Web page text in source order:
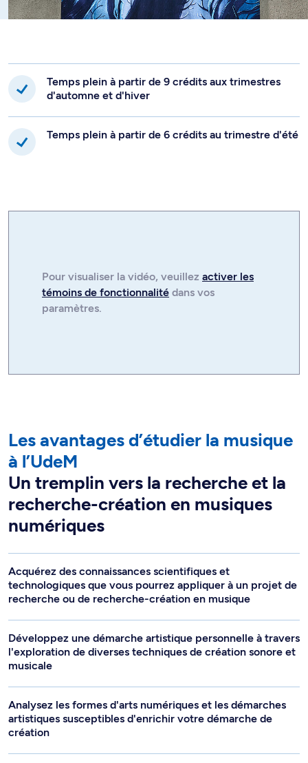
Temps plein à partir de 9 crédits aux trimestres
d'automne et d'hiver
Temps plein à partir de 6 crédits au trimestre d'été
Pour visualiser la vidéo, veuillez activer les
témoins de fonctionnalité dans vos
paramètres.
Les avantages d’étudier la musique
à l’UdeM
Un tremplin vers la recherche et la
recherche-création en musiques
numériques
Acquérez des connaissances scientifiques et
technologiques que vous pourrez appliquer à un projet de
recherche ou de recherche-création en musique
Développez une démarche artistique personnelle à travers
l'exploration de diverses techniques de création sonore et
musicale
Analysez les formes d'arts numériques et les démarches
artistiques susceptibles d'enrichir votre démarche de
création